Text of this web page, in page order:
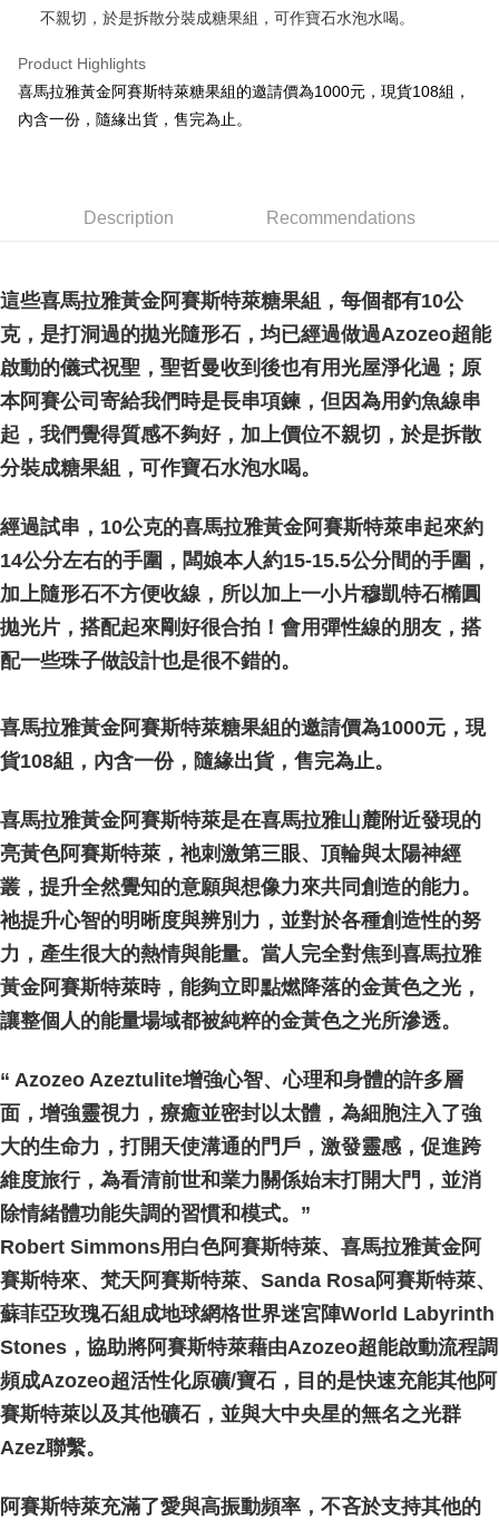
ATM Transfer
Shipping Method
NT$80/order | Free shipping on orders of NT$3,000 or more
郵局幫你送（離島）
付款後門市自取
Free shipping
不親切，於是拆散分裝成糖果組，可作寶石水泡水喝。
Product Highlights
喜馬拉雅黃金阿賽斯特萊糖果組的邀請價為1000元，現貨108組，
內含一份，隨緣出貨，售完為止。
Description Recommendations
這些喜馬拉雅黃金阿賽斯特萊糖果組，每個都有10公
克，是打洞過的拋光隨形石，均已經過做過Azozeo超能
啟動的儀式祝聖，聖哲曼收到後也有用光屋淨化過；原
本阿賽公司寄給我們時是長串項鍊，但因為用釣魚線串
起，我們覺得質感不夠好，加上價位不親切，於是拆散
分裝成糖果組，可作寶石水泡水喝。
經過試串，10公克的喜馬拉雅黃金阿賽斯特萊串起來約
14公分左右的手圍，闆娘本人約15-15.5公分間的手圍，
加上隨形石不方便收線，所以加上一小片穆凱特石橢圓
拋光片，搭配起來剛好很合拍！會用彈性線的朋友，搭
配一些珠子做設計也是很不錯的。
喜馬拉雅黃金阿賽斯特萊糖果組的邀請價為1000元，現
貨108組，內含一份，隨緣出貨，售完為止。
喜馬拉雅黃金阿賽斯特萊是在喜馬拉雅山麓附近發現的
亮黃色阿賽斯特萊，祂刺激第三眼、頂輪與太陽神經
叢，提升全然覺知的意願與想像力來共同創造的能力。
祂提升心智的明晰度與辨別力，並對於各種創造性的努
力，產生很大的熱情與能量。當人完全對焦到喜馬拉雅
黃金阿賽斯特萊時，能夠立即點燃降落的金黃色之光，
讓整個人的能量場域都被純粹的金黃色之光所滲透。
“ Azozeo Azeztulite增強心智、心理和身體的許多層
面，增強靈視力，療癒並密封以太體，為細胞注入了強
大的生命力，打開天使溝通的門戶，激發靈感，促進跨
維度旅行，為看清前世和業力關係始末打開大門，並消
除情緒體功能失調的習慣和模式。”
Robert Simmons用白色阿賽斯特萊、喜馬拉雅黃金阿
賽斯特來、梵天阿賽斯特萊、Sanda Rosa阿賽斯特萊、
蘇菲亞玫瑰石組成地球網格世界迷宮陣World Labyrinth
Stones，協助將阿賽斯特萊藉由Azozeo超能啟動流程調
頻成Azozeo超活性化原礦/寶石，目的是快速充能其他阿
賽斯特萊以及其他礦石，並與大中央星的無名之光群
Azez聯繫。
阿賽斯特萊充滿了愛與高振動頻率，不吝於支持其他的